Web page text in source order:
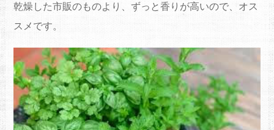
乾燥した市販のものより、ずっと香りが高いので、オス
スメです。